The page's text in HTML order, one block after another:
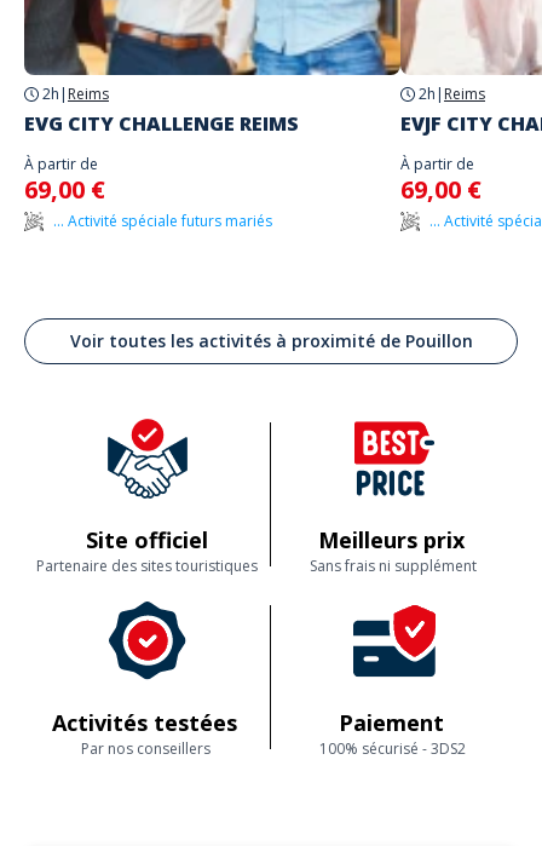
2h | Reims
EVG CITY CHALLENGE REIMS
À partir de
69,00 €
... Activité spéciale futurs mariés
2h | Reims
EVJF CITY
À partir de
69,00 €
... Activité
Voir toutes les activités à proximité de Pouillon
Site officiel
Partenaire des sites touristiques
Meilleurs prix
Sans frais ni supplément
Activités testées
Par nos conseillers
Paiement
100% sécurisé - 3DS2